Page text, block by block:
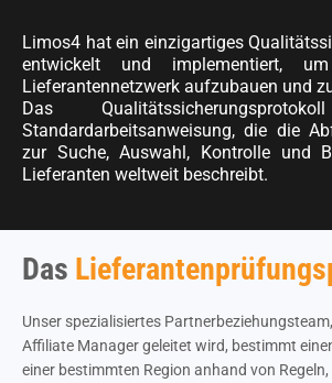
Limos4 hat ein einzigartiges
entwickelt und implementiert,
Lieferantennetzwerk aufzubauen und
Das
Standardarbeitsanweisung, die die
zur Suche, Auswahl, Kontrolle und
Lieferanten weltweit beschreibt.
Das
Unser spezialisiertes
Affiliate Manager geleitet wird, bestimmt
einer bestimmten Region anhand von